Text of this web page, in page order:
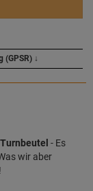
(GPSR) ↓
- Es
wir aber